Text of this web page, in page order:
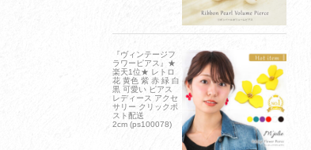
『ヴィンテージフ
ラワーピアス』★
楽天1位★ レトロ
花 黄色 紫 赤 緑 白
黒 可愛い ピアス
レディース アクセ
サリー クリックポ
スト配送
2cm (ps100078)